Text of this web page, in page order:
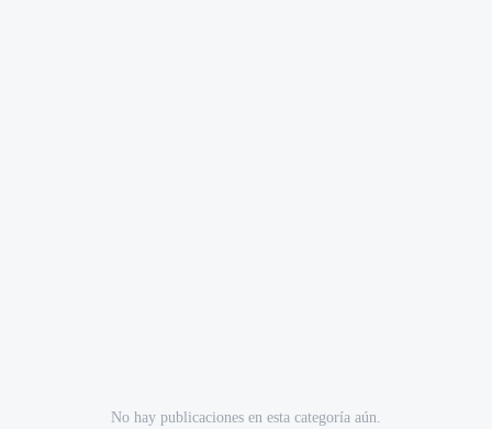
No hay publicaciones en esta categoría aún.